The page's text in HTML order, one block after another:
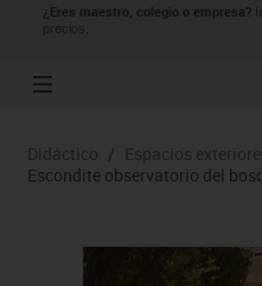
¿Eres maestro, colegio o empresa?
precios.
Didáctico / Espacios
Escondite observatorio del